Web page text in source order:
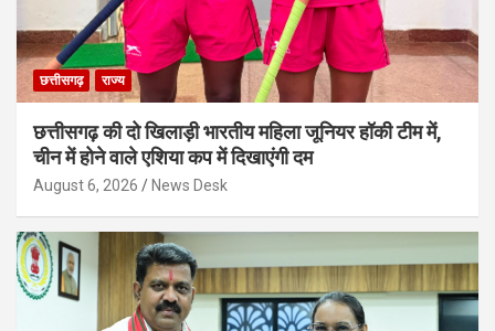
छत्तीसगढ़ राज्य
छत्तीसगढ़ की दो खिलाड़ी भारतीय महिला जूनियर हॉकी टीम में,
चीन में होने वाले एशिया कप में दिखाएंगी दम
August 6, 2026 News Desk